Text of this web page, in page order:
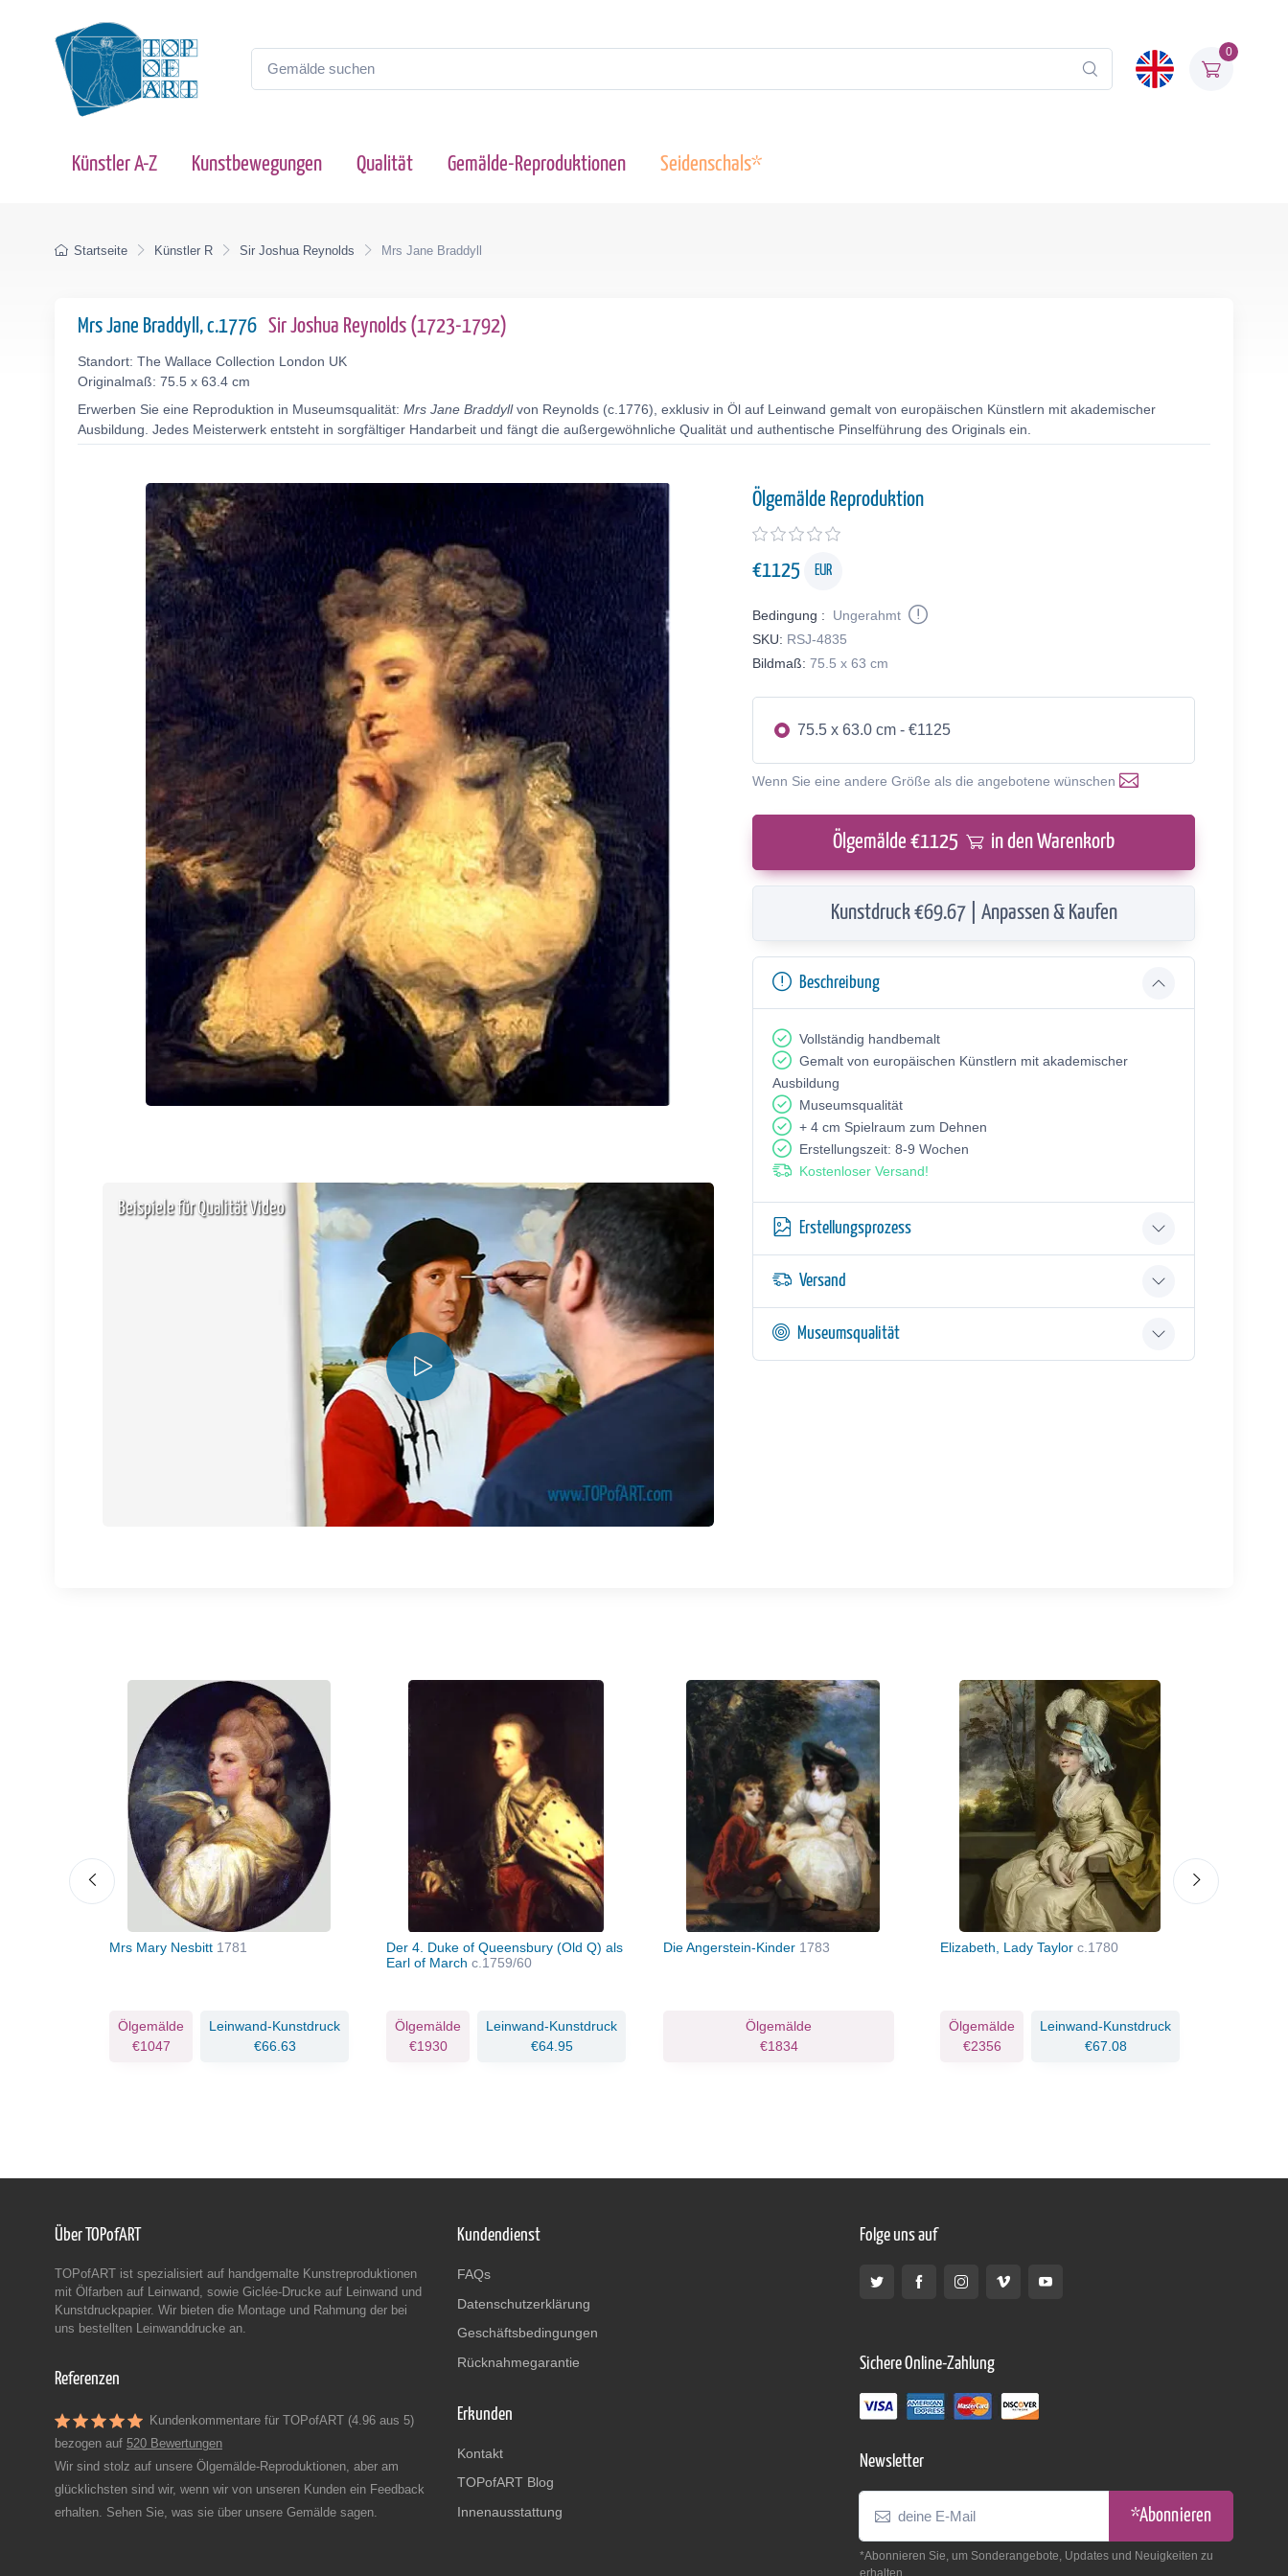
0
Künstler A-Z Kunstbewegungen Qualität Gemälde-Reproduktionen Seidenschals*
Startseite Künstler R Sir Joshua Reynolds Mrs Jane Braddyll
Mrs Jane Braddyll, c.1776 Sir Joshua Reynolds (1723-1792)
Standort: The Wallace Collection London UK
Originalmaß: 75.5 x 63.4 cm
Erwerben Sie eine Reproduktion in Museumsqualität: Mrs Jane Braddyllvon Reynolds (c.1776), exklusiv in Öl auf Leinwand gemalt von europäischen Künstlern mit akademischer
Ausbildung. Jedes Meisterwerk entsteht in sorgfältiger Handarbeit und fängt die außergewöhnliche Qualität und authentische Pinselführung des Originals ein.
Beispiele für Qualität Video
Ölgemälde Reproduktion
€1125 EUR
Bedingung :
Ungerahmt
SKU: RSJ-4835
Bildmaß: 75.5 x 63 cm
75.5 x 63.0 cm - €1125
Wenn Sie eine andere Größe als die angebotene wünschen
Ölgemälde €1125 in den Warenkorb
Kunstdruck €69.67 | Anpassen & Kaufen
Beschreibung
Vollständig handbemalt
Gemalt von europäischen Künstlern mit akademischer
Ausbildung
Museumsqualität
+ 4 cm Spielraum zum Dehnen
Erstellungszeit: 8-9 Wochen
Kostenloser Versand!
Erstellungsprozess
Versand
Museumsqualität
Mrs Mary Nesbitt 1781
Ölgemälde
€1047
Leinwand-Kunstdruck
€66.63
Der 4. Duke of Queensbury (Old Q) als
Earl of March c.1759/60
Ölgemälde
€1930
Leinwand-Kunstdruck
€64.95
Die Angerstein-Kinder 1783
Ölgemälde
€1834
Elizabeth, Lady Taylor c.1780
Ölgemälde
€2356
Leinwand-Kunstdruck
€67.08
Über TOPofART
TOPofART ist spezialisiert auf handgemalte Kunstreproduktionen
mit Ölfarben auf Leinwand, sowie Giclée-Drucke auf Leinwand und
Kunstdruckpapier. Wir bieten die Montage und Rahmung der bei
uns bestellten Leinwanddrucke an.
Referenzen
Kundenkommentare für TOPofART (4.96 aus 5)
bezogen auf 520 Bewertungen
Wir sind stolz auf unsere Ölgemälde-Reproduktionen, aber am
glücklichsten sind wir, wenn wir von unseren Kunden ein Feedback
erhalten. Sehen Sie, was sie über unsere Gemälde sagen.
Kundendienst
FAQs
Datenschutzerklärung
Geschäftsbedingungen
Rücknahmegarantie
Erkunden
Kontakt
TOPofART Blog
Innenausstattung
Folge uns auf
Sichere Online-Zahlung
Newsletter
*Abonnieren
*Abonnieren Sie, um Sonderangebote, Updates und Neuigkeiten zu
erhalten.